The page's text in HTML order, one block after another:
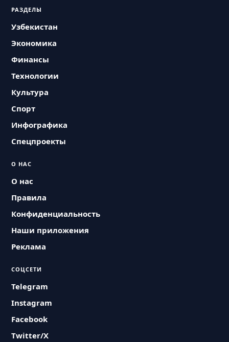
РАЗДЕЛЫ
Узбекистан
Экономика
Финансы
Технологии
Культура
Спорт
Инфографика
Спецпроекты
О НАС
О нас
Правила
Конфиденциальность
Наши приложения
Реклама
СОЦСЕТИ
Telegram
Instagram
Facebook
Twitter/X